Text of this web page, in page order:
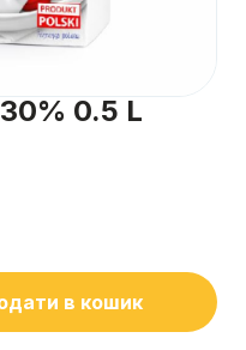
0.5 L
в кошик